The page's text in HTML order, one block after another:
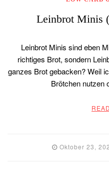
Leinbrot Minis
Leinbrot Minis sind eben
richtiges Brot, sondern
ganzes Brot gebacken? Weil
Brötchen nutzen
Oktober 23,